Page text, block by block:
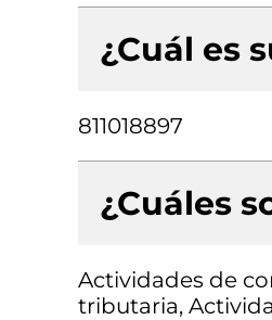
¿Cuál es
811018897
¿Cuáles
Actividades de
tributaria,